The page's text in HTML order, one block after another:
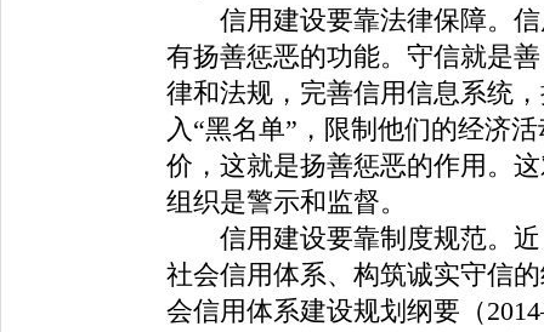
信用建设要靠法律保障。信
有扬善惩恶的功能。守信就是
律和法规，完善信用信息系统
入“黑名单”，限制他们的经济
价，这就是扬善惩恶的作用。
组织是警示和监督。
信用建设要靠制度规范。近
社会信用体系、构筑诚实守信
会信用体系建设规划纲要（